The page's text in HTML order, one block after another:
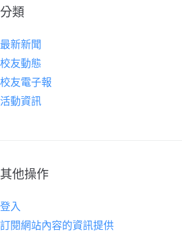
分類
最新新聞
校友動態
校友電子報
活動資訊
其他操作
登入
訂閱網站內容的資訊提供